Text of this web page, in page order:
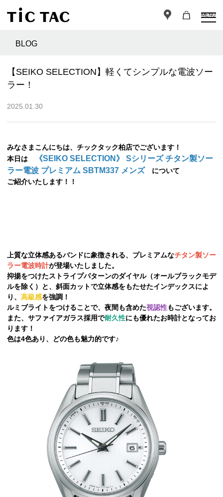
MENU
BLOG
【SEIKO SELECTION】軽くてシンプルな電波ソー
ラー！
2025.01.30
みなさまこんにちは、チックタック柏店でございます！
本日は
《SEIKO SELECTION》 Sシリーズ チタン製ソー
ラー電波 プレミアム SBTM337 メンズ
について
ご紹介いたします！！
上質な立体感あるバンドに象徴される、プレミアムなチタン製ソー
ラー電波時計が登場いたしました。
抑揚をつけたストライプパターンのダイヤル（オールブラックモデ
ルを除く）と、斜面カットで立体感をもたせたインデックスによ
り、 高級感を強調！
ルミブライトをつけることで、夜間も含めた視認性もございます。
また、サファイアガラス採用で耐久性にも優れたお時計となってお
ります！
色は4色あり、どの色も魅力的です♪